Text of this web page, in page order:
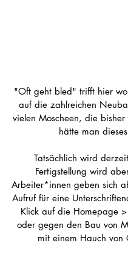
"Oft geht bled" trifft hier
auf die zahlreichen
vielen Moscheen, die
hätte man
Tatsächlich wird
Fertigstellung wird
Arbeiter*innen geben sich
Aufruf für eine
Klick auf die Homepage >
oder gegen den Bau von
mit einem Hauch von